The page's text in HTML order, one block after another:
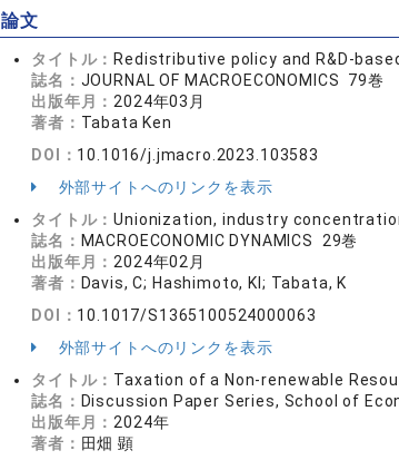
論文
タイトル： Redistributive policy and R&D-
誌名： JOURNAL OF MACROECONOMICS 79巻
出版年月： 2024年03月
著者： Tabata Ken
DOI： 10.1016/j.jmacro.2023.103583
外部サイトへのリンクを表示
タイトル：Unionization, industry
誌名： MACROECONOMIC DYNAMICS 29巻
出版年月： 2024年02月
著者： Davis, C; Hashimoto, KI; Tabata, K
DOI： 10.1017/S1365100524000063
外部サイトへのリンクを表示
タイトル： Taxation of a Non-renewable
誌名： Discussion Paper Series, School of
出版年月： 2024年
著者： 田畑 顕